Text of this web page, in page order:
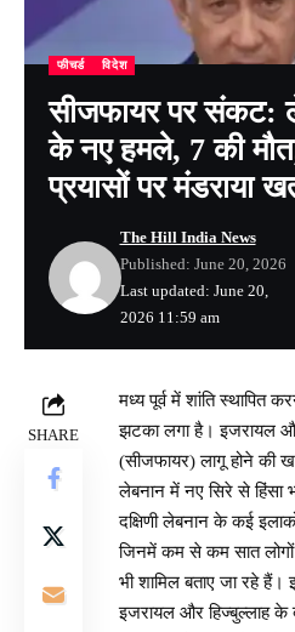
फीचर्ड विदेश
सीजफायर पर संकट:
के नए हमले, 7 की मौत,
प्रयासों पर मंडराया
Last updated: June 20,
2026 11:59 am
The Hill India News
Published: June 20, 2026
SHARE
मध्य पूर्व में शांति स्थापित
झटका लगा है। इजरायल और
(सीजफायर) लागू होने की
लेबनान में नए सिरे से
दक्षिणी लेबनान के कई
जिनमें कम से कम सात लोगों
भी शामिल बताए जा रहे
इजरायल और हिज्बुल्लाह